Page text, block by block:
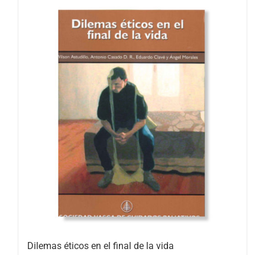
Dilemas éticos en el final de la vida